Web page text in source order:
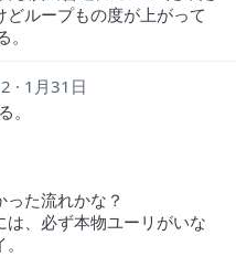
ループもの度が上がって
1月31日
た流れかな？
、必ず本物ユーリがいな